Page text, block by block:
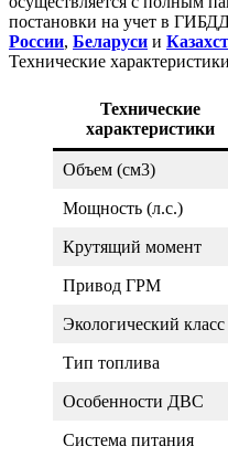
постановки на учет в
России, Беларуси и
Технические характеристики
Технические
характеристики
Объем (см3)
Мощность (л.с.)
Крутящий момент
Привод ГРМ
Экологический класс
Тип топлива
Особенности ДВС
Система питания